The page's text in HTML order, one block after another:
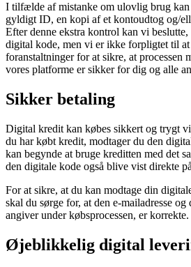
I tilfælde af mistanke om ulovlig brug
gyldigt ID, en kopi af et kontoudtog og/
Efter denne ekstra kontrol kan vi
digital kode, men vi er ikke forpligtet til
foranstaltninger for at sikre, at processen
vores platforme er sikker for dig og alle
Sikker betaling
Digital kredit kan købes sikkert og trygt
du har købt kredit, modtager du den
kan begynde at bruge kreditten med det
den digitale kode også blive vist direkte
For at sikre, at du kan modtage din
skal du sørge for, at den e-mailadresse
angiver under købsprocessen, er korrekte.
Øjeblikkelig digital